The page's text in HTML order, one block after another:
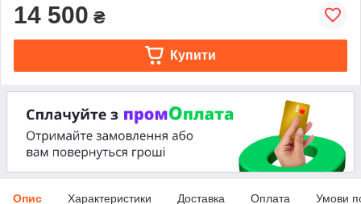
14 500 ₴
Купити
Опис Характеристики Доставка Оплата Умови